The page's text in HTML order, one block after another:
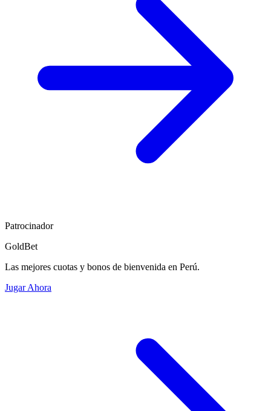
Patrocinador
GoldBet
Las mejores cuotas y bonos de bienvenida en Perú.
Jugar Ahora